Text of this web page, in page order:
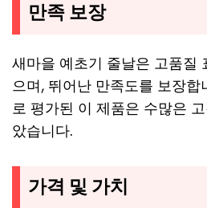
만족 보장
새마을 예초기 줄날은 고품질
으며, 뛰어난 만족도를 보장합
로 평가된 이 제품은 수많은
았습니다.
가격 및 가치